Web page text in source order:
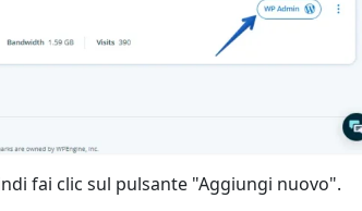
fai clic sul pulsante "Aggiungi nuovo".